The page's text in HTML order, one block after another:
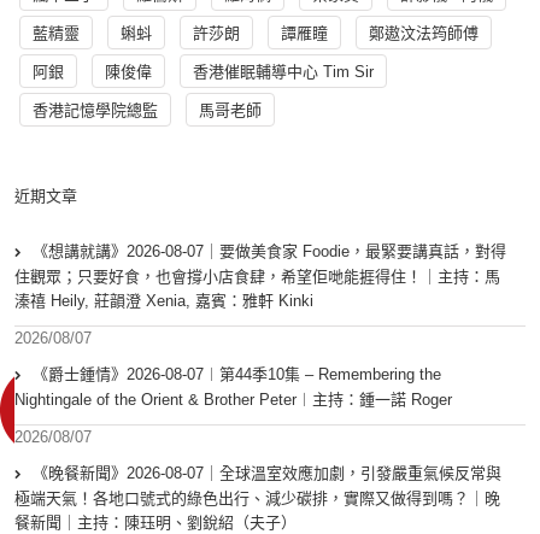
藍精靈 蝌蚪 許莎朗 譚雁瞳 鄭遨汶法筠師傅
阿銀 陳俊偉 香港催眠輔導中心 Tim Sir
香港記憶學院總監 馬哥老師
近期文章
《想講就講》2026-08-07｜要做美食家 Foodie，最緊要講真話，對得
住觀眾；只要好食，也會撐小店食肆，希望佢哋能捱得住！｜主持：馬
溱禧 Heily, 莊韻澄 Xenia, 嘉賓：雅軒 Kinki
2026/08/07
《爵士鍾情》2026-08-07︱第44季10集 – Remembering the
Nightingale of the Orient & Brother Peter︱主持：鍾一諾 Roger
2026/08/07
《晚餐新聞》2026-08-07｜全球溫室效應加劇，引發嚴重氣候反常與
極端天氣！各地口號式的綠色出行、減少碳排，實際又做得到嗎？｜晚
餐新聞｜主持：陳珏明、劉銳紹（夫子）